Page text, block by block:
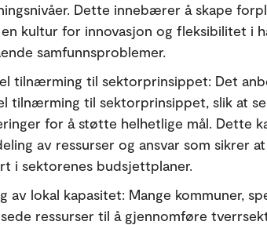
Dette innebærer å skape
kultur for innovasjon og fleksibilitet i
samfunnsproblemer.
tilnærming til sektorprinsippet: Det
tilnærming til sektorprinsippet, slik at
for å støtte helhetlige mål. Dette
av ressurser og ansvar som sikrer
i sektorenes budsjettplaner.
av lokal kapasitet: Mange kommuner,
ressurser til å gjennomføre